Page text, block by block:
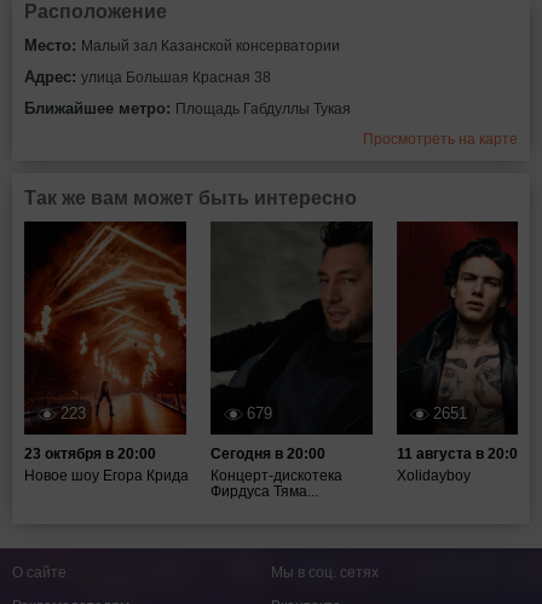
Расположение
Место: Малый зал Казанской консерватории
Адрес: улица Большая Красная 38
Ближайшее метро: Площадь Габдуллы Тукая
Просмотреть на карте
Так же вам может быть интересно
223
23 октября в 20:00
Новое шоу Егора Крида
679
Сегодня в 20:00
Концерт-дискотека
Фирдуса Тяма...
2651
11 августа в 20:00
Xolidayboy
О сайте
Мы в соц. сетях